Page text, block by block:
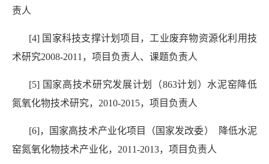
责人
[4] 国家科技支撑计划项目，工业废弃物资源化利用技
术研究2008-2011，项目负责人、课题负责人
[5] 国家高技术研究发展计划（863计划）水泥窑降低
氮氧化物技术研究，2010-2015，项目负责人
[6]，国家高技术产业化项目（国家发改委） 降低水泥
窑氮氧化物技术产业化，2011-2013，项目负责人